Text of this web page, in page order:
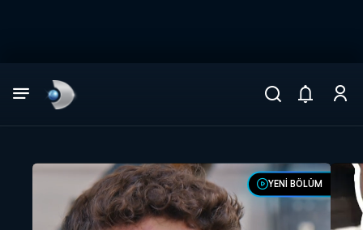
DİĞER SONUÇLAR
YENİ BÖLÜM